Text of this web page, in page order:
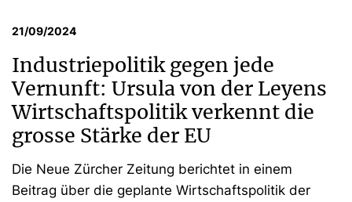
21/09/2024
Industriepolitik gegen jede
Vernunft: Ursula von der Leyens
Wirtschaftspolitik verkennt die
grosse Stärke der EU
Die Neue Zürcher Zeitung berichtet in einem
Beitrag über die geplante Wirtschaftspolitik der